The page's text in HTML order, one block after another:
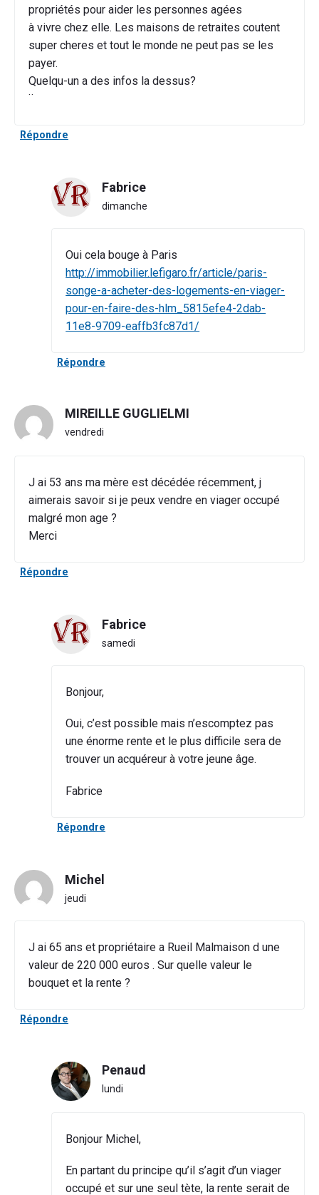
propriétés pour aider les personnes agées
à vivre chez elle. Les maisons de retraites coutent
super cheres et tout le monde ne peut pas se les
payer.
Quelqu-un a des infos la dessus?
¨
Répondre
Fabrice
dimanche
Oui cela bouge à Paris
http://immobilier.lefigaro.fr/article/paris-
songe-a-acheter-des-logements-en-viager-
pour-en-faire-des-hlm_5815efe4-2dab-
11e8-9709-eaffb3fc87d1/
Répondre
MIREILLE GUGLIELMI
vendredi
J ai 53 ans ma mère est décédée récemment, j
aimerais savoir si je peux vendre en viager occupé
malgré mon age ?
Merci
Répondre
Fabrice
samedi
Bonjour,
Oui, c’est possible mais n’escomptez pas
une énorme rente et le plus difficile sera de
trouver un acquéreur à votre jeune âge.
Fabrice
Répondre
Michel
jeudi
J ai 65 ans et propriétaire a Rueil Malmaison d une
valeur de 220 000 euros . Sur quelle valeur le
bouquet et la rente ?
Répondre
Penaud
lundi
Bonjour Michel,
En partant du principe qu’il s’agit d’un viager
occupé et sur une seul tète, la rente serait de